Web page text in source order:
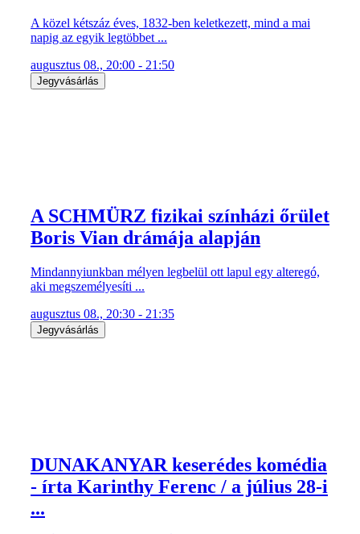
A közel kétszáz éves, 1832-ben keletkezett, mind a mai
napig az egyik legtöbbet ...
augusztus 08., 20:00 - 21:50
Jegyvásárlás
A SCHMÜRZ fizikai színházi őrület
Boris Vian drámája alapján
Mindannyiunkban mélyen legbelül ott lapul egy alteregó,
aki megszemélyesíti ...
augusztus 08., 20:30 - 21:35
Jegyvásárlás
DUNAKANYAR keserédes komédia
- írta Karinthy Ferenc / a július 28-i
...